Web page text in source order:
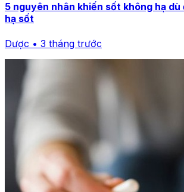
5 nguyên nhân khiến sốt không hạ
hạ sốt
Dược • 3 tháng trước